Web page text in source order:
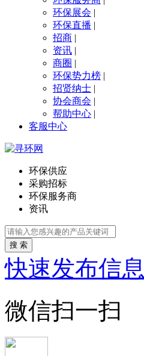
环保展会 |
环保直播 |
招商 |
资讯 |
商圈 |
环保势力榜 |
招贤纳士 |
协会商会 |
帮助中心 |
客服中心
环保供应
采购招标
环保服务商
资讯
搜 索
快速发布信息
微信扫一扫